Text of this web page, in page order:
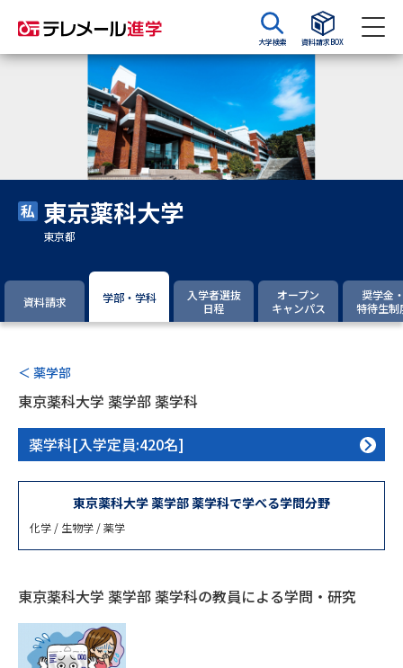
大学検索 資料請求BOX
資料請求 資料検索
大学・短大の資料種類から請求
大学パンフ
過去問題集
専門学校の資料請求
留学・進学関連、塾・予備校
大学入学共通テスト「受験案
内」の請求
大学入学共通テスト「受験上の
配慮案内」の請求
高等学校卒業程度認定試験
幼稚園教員資格認定試験 小学校教員資格認定試験
高等学校（情報）教員資格認定
東京薬科大学
東京都
資料請求 学部・学科
入学者選抜
日程
オープン
キャンパス
奨学金
特待生制
＜ 薬学部
東京薬科大学 薬学部 薬学科
薬学科[入学定員:420名]
東京薬科大学 薬学部 薬学科で学べる学問分野
化学 / 生物学 / 薬学
東京薬科大学 薬学部 薬学科の教員による学問・研究